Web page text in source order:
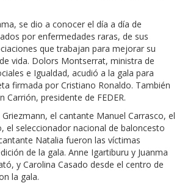
se dio a conocer el día a día de
por enfermedades raras, de sus
que trabajan para mejorar su
vida. Dolors Montserrat, ministra de
e Igualdad, acudió a la gala para
firmada por Cristiano Ronaldo. También
Carrión, presidente de FEDER.
el cantante Manuel Carrasco, el
el seleccionador nacional de baloncesto
Natalia fueron las víctimas
de la gala. Anne Igartiburu y Juanma
y Carolina Casado desde el centro de
la gala.